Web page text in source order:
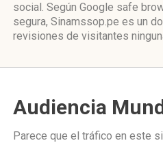
social. Según Google safe
segura, Sinamssop.pe es un
revisiones de visitantes
Audiencia
Parece que el tráfico en este